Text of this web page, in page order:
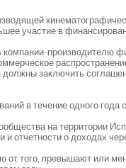
участие в
производителю
заключить
в течение одного года
на территории
о доходах
того, превышают или